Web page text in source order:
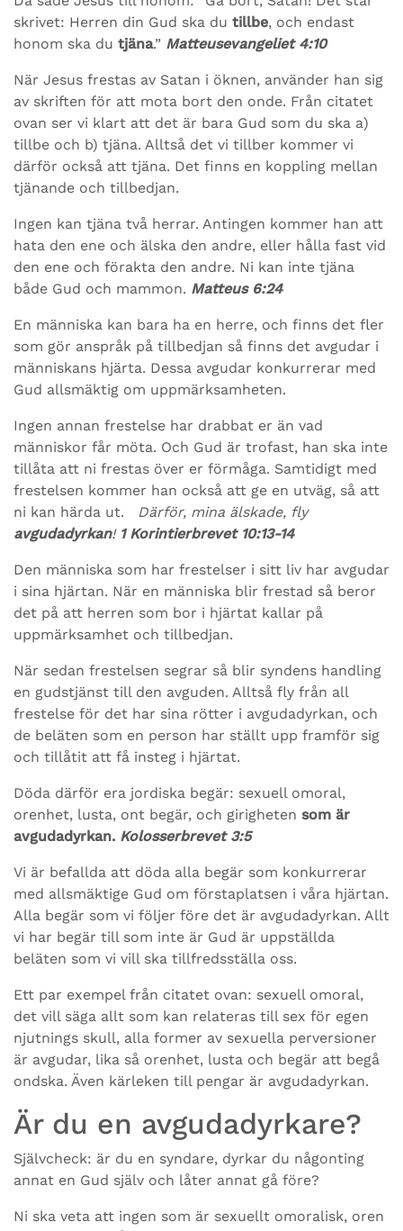
skrivet: Herren din Gud ska du tillbe, och endast
honom ska du tjäna.” Matteusevangeliet 4:10
När Jesus frestas av Satan i öknen, använder han sig
av skriften för att mota bort den onde. Från citatet
ovan ser vi klart att det är bara Gud som du ska a)
tillbe och b) tjäna. Alltså det vi tillber kommer vi
därför också att tjäna. Det finns en koppling mellan
tjänande och tillbedjan.
Ingen kan tjäna två herrar. Antingen kommer han att
hata den ene och älska den andre, eller hålla fast vid
den ene och förakta den andre. Ni kan inte tjäna
både Gud och mammon. Matteus 6:24
En människa kan bara ha en herre, och finns det fler
som gör anspråk på tillbedjan så finns det avgudar i
människans hjärta. Dessa avgudar konkurrerar med
Gud allsmäktig om uppmärksamheten.
Ingen annan frestelse har drabbat er än vad
människor får möta. Och Gud är trofast, han ska inte
tillåta att ni frestas över er förmåga. Samtidigt med
frestelsen kommer han också att ge en utväg, så att
ni kan härda ut. Därför, mina älskade, fly
avgudadyrkan! 1 Korintierbrevet 10:13-14
Den människa som har frestelser i sitt liv har avgudar
i sina hjärtan. När en människa blir frestad så beror
det på att herren som bor i hjärtat kallar på
uppmärksamhet och tillbedjan.
När sedan frestelsen segrar så blir syndens handling
en gudstjänst till den avguden. Alltså fly från all
frestelse för det har sina rötter i avgudadyrkan, och
de beläten som en person har ställt upp framför sig
och tillåtit att få insteg i hjärtat.
Döda därför era jordiska begär: sexuell omoral,
orenhet, lusta, ont begär, och girigheten som är
avgudadyrkan. Kolosserbrevet 3:5
Vi är befallda att döda alla begär som konkurrerar
med allsmäktige Gud om förstaplatsen i våra hjärtan.
Alla begär som vi följer före det är avgudadyrkan. Allt
vi har begär till som inte är Gud är uppställda
beläten som vi vill ska tillfredsställa oss.
Ett par exempel från citatet ovan: sexuell omoral,
det vill säga allt som kan relateras till sex för egen
njutnings skull, alla former av sexuella perversioner
är avgudar, lika så orenhet, lusta och begär att begå
ondska. Även kärleken till pengar är avgudadyrkan.
Är du en avgudadyrkare?
Självcheck: är du en syndare, dyrkar du någonting
annat en Gud själv och låter annat gå före?
Ni ska veta att ingen som är sexuellt omoralisk, oren